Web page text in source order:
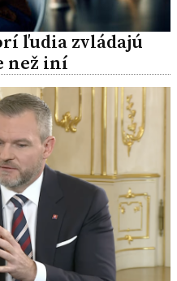
ľudia zvládajú
než iní